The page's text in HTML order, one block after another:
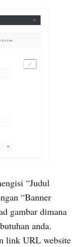
“Judul
“Banner
gambar dimana
anda.
link URL website